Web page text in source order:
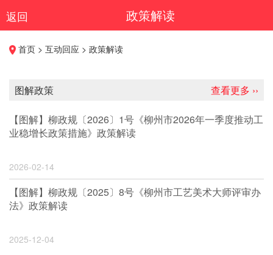
返回 政策解读
首页 > 互动回应 > 政策解读
查看更多 ››
图解政策
【图解】柳政规〔2026〕1号《柳州市2026年一季度推动工
业稳增长政策措施》政策解读
2026-02-14
【图解】柳政规〔2025〕8号《柳州市工艺美术大师评审办
法》政策解读
2025-12-04